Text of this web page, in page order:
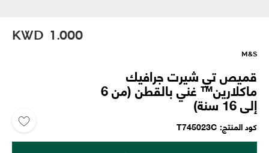
KWD 1.000
M&S
قميص تي شيرت جرافيك
ماكلارين™ غني بالقطن (من 6
إلى 16 سنة)
كود المنتج T745023C